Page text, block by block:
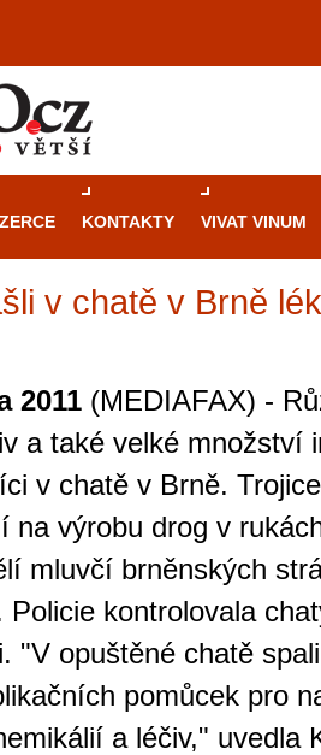
KONTAKTY VIVAT VINUM
v chatě v Brně
2011 (MEDIAFAX) -
a také velké množství
v chatě v Brně.
na výrobu drog v
mluvčí brněnských
Policie kontrolovala
"V opuštěné chatě
pomůcek pro
a léčiv," uvedla
Průvodce
Brno je
zajímavé
restaurace,
místem, kde si
kasinové hry. V
širokou nabídku her
jak pro pravidelné
V...